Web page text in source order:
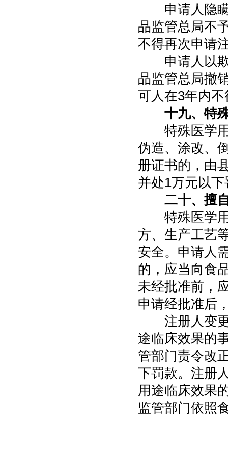
申请人隐瞒
品监管总局不
不得再次申请
申请人以欺
品监管总局撤
可人在3年内
十九、特
特殊医学用
伪造、涂改、
册证书的，由
并处1万元以
二十、擅
特殊医学用
方、生产工艺
安全。申请人
的，应当向食
未经批准前，
申请经批准后
注册人变更
途临床效果的
管部门责令改
下罚款。注册
用途临床效果
监管部门依照